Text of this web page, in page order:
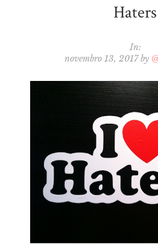
Haters
In:
novembro 13, 2017by